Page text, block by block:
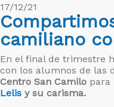
17/12/21
camiliano
En el final de trimestre
con los alumnos de las
Centro San Camilo para
Lelis y su carisma.